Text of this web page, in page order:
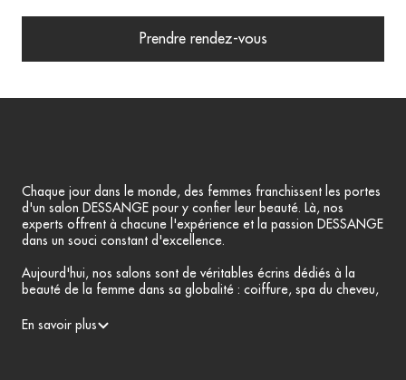
Chaque jour dans le monde, des femmes franchissent les portes
d'un salon DESSANGE pour y confier leur beauté. Là, nos
experts offrent à chacune l'expérience et la passion DESSANGE
dans un souci constant d'excellence.
Aujourd'hui, nos salons sont de véritables écrins dédiés à la
beauté de la femme dans sa globalité : coiffure, spa du cheveu,
l'enchantement !
En savoir plus
Prendre rendez-vous